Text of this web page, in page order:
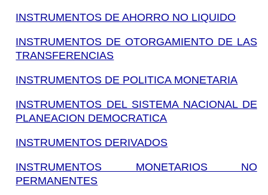
INSTRUMENTOS DE AHORRO NO LIQUIDO
INSTRUMENTOS DE OTORGAMIENTO DE LAS
TRANSFERENCIAS
INSTRUMENTOS DE POLITICA MONETARIA
INSTRUMENTOS DEL SISTEMA NACIONAL DE
PLANEACION DEMOCRATICA
INSTRUMENTOS DERIVADOS
INSTRUMENTOS MONETARIOS NO
PERMANENTES